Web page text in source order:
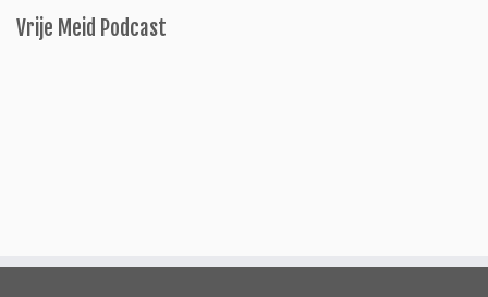
Vrije Meid Podcast